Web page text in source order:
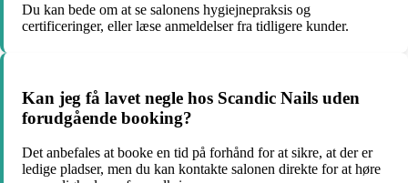
Du kan bede om at se salonens hygiejnepraksis og
certificeringer, eller læse anmeldelser fra tidligere kunder.
Kan jeg få lavet negle hos Scandic Nails uden
forudgående booking?
Det anbefales at booke en tid på forhånd for at sikre, at der er
ledige pladser, men du kan kontakte salonen direkte for at høre